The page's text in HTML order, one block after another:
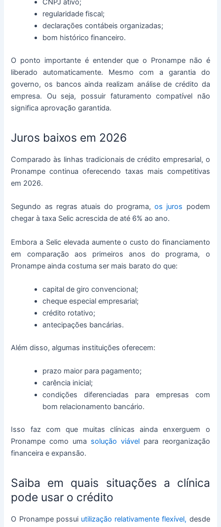
CNPJ ativo;
regularidade fiscal;
declarações contábeis organizadas;
bom histórico financeiro.
O ponto importante é entender que o Pronampe não é
liberado automaticamente. Mesmo com a garantia do
governo, os bancos ainda realizam análise de crédito da
empresa. Ou seja, possuir faturamento compatível não
significa aprovação garantida.
Juros baixos em 2026
Comparado às linhas tradicionais de crédito empresarial, o
Pronampe continua oferecendo taxas mais competitivas
em 2026.
Segundo as regras atuais do programa,os juros podem
chegar à taxa Selic acrescida de até 6% ao ano.
Embora a Selic elevada aumente o custo do financiamento
em comparação aos primeiros anos do programa, o
Pronampe ainda costuma ser mais barato do que:
capital de giro convencional;
cheque especial empresarial;
crédito rotativo;
antecipações bancárias.
Além disso, algumas instituições oferecem:
prazo maior para pagamento;
carência inicial;
condições diferenciadas para empresas com
bom relacionamento bancário.
Isso faz com que muitas clínicas ainda enxerguem o
Pronampe como uma solução viável para reorganização
financeira e expansão.
Saiba em quais situações a clínica
pode usar o crédito
O Pronampe possui utilização relativamente flexível, desde